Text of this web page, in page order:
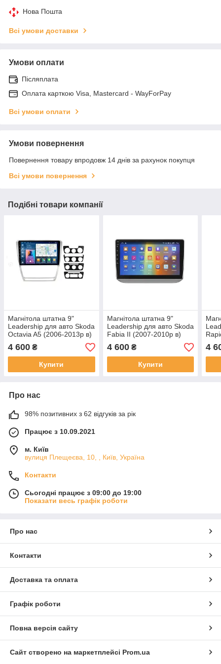
Нова Пошта
Всі умови доставки
Умови оплати
Післяплата
Оплата карткою Visa, Mastercard - WayForPay
Всі умови оплати
Умови повернення
Повернення товару впродовж 14 днів за рахунок покупця
Всі умови повернення
Подібні товари компанії
Магнітола штатна 9"
Leadership для авто Skoda
Octavia A5 (2006-2013р в)
4 600 ₴
Купити
Магнітола штатна 9"
Leadership для авто Skoda
Fabia II (2007-2010р в)
4 600₴
Купити
4
Про нас
98% позитивних з 62 відгуків за рік
Працює з 10.09.2021
м. Київ
вулиця Плещеєва, 10, , Київ, Україна
Контакти
Сьогодні працює з 09:00 до 19:00
Показати весь графік роботи
Про нас
Контакти
Доставка та оплата
Графік роботи
Повна версія сайту
Сайт створено на маркетплейсі Prom.ua